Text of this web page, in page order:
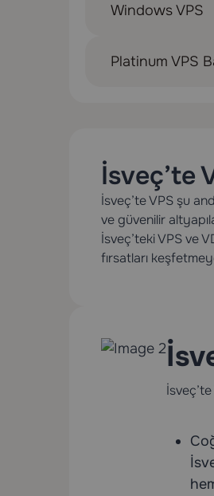
Windows VPS
Platinum VPS
İsveç’te
İsveç’te VPS şu
ve güvenilir
İsveç’teki VPS ve
fırsatları